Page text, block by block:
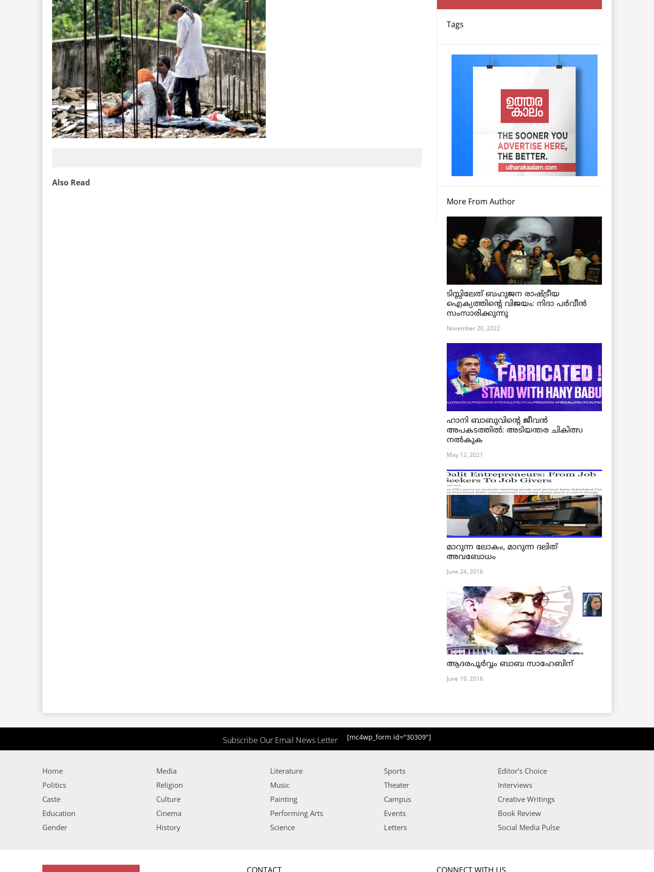
Also Read
Tags
More From Author
ടിസ്സിലേത് ബഹുജന രാഷ്ട്രീയ
ഐക്യത്തിന്റെ വിജയം: നിദാ പർവീൻ
സംസാരിക്കുന്നു
November 20, 2022
ഹാനി ബാബുവിന്റെ ജീവൻ
അപകടത്തിൽ: അടിയന്തര ചികിത്സ
നൽകുക
May 12, 2021
മാറുന്ന ലോകം, മാറുന്ന ദലിത്
അവബോധം
June 24, 2016
ആദരപൂര്‍വ്വം ബാബ സാഹേബിന്
June 19, 2016
Subscribe Our Email News Letter [mc4wp_form id="30309"]
Home
Politics
Caste
Education
Gender
Media
Religion
Culture
Cinema
History
Literature
Music
Painting
Performing Arts
Science
Sports
Theater
Campus
Events
Letters
Editor’s Choice
Interviews
Creative Writings
Book Review
Social Media Pulse